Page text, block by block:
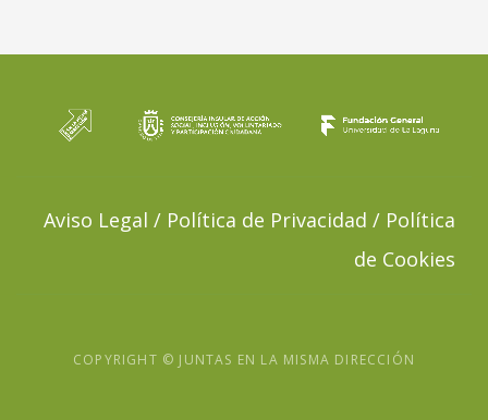
Aviso Legal / Política de Privacidad / Política
de Cookies
COPYRIGHT © JUNTAS EN LA MISMA DIRECCIÓN